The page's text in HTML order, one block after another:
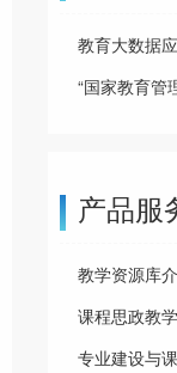
教育大数据
“国家教育管
产品服
教学资源库
课程思政教
专业建设与